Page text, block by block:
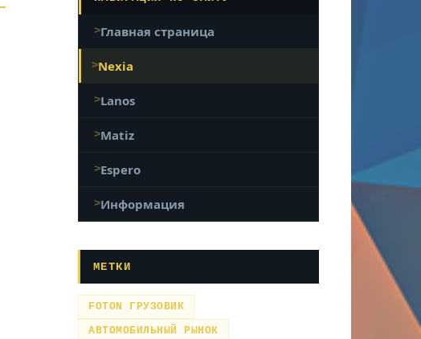
Главная страница
Nexia
Lanos
Matiz
Espero
Информация
МЕТКИ
FOTON ГРУЗОВИК
АВТОМОБИЛЬНЫЙ РЫНОК